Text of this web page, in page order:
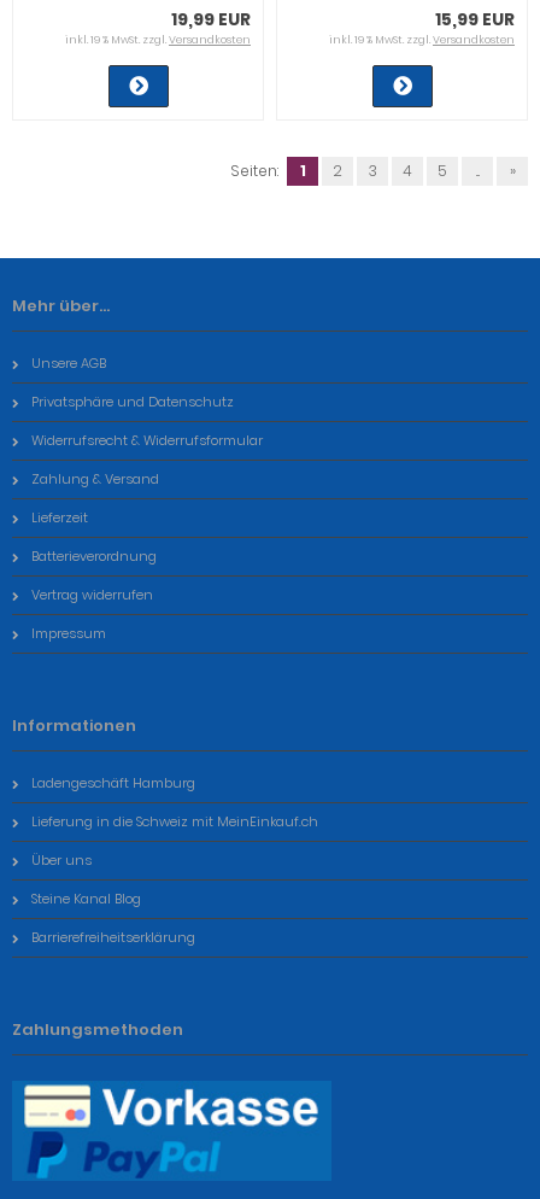
19,99 EUR
inkl. 19 % MwSt. zzgl.Versandkosten
15,99 EUR
inkl. 19 % MwSt. zzgl.Versandkosten
Seiten: 1 2 3 4 5 ... »
Mehr über...
Unsere AGB
Privatsphäre und Datenschutz
Widerrufsrecht & Widerrufsformular
Zahlung & Versand
Lieferzeit
Batterieverordnung
Vertrag widerrufen
Impressum
Informationen
Ladengeschäft Hamburg
Lieferung in die Schweiz mit MeinEinkauf.ch
Über uns
Steine Kanal Blog
Barrierefreiheitserklärung
Zahlungsmethoden